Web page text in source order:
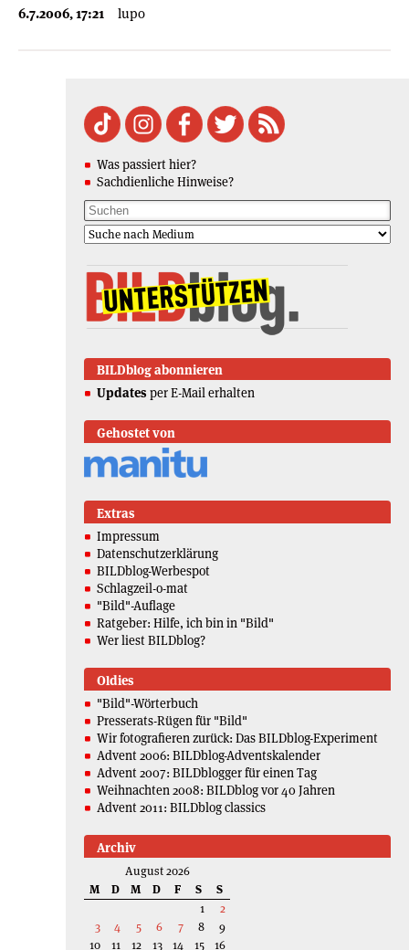
6.7.2006, 17:21 lupo
Was passiert hier?
Sachdienliche Hinweise?
BILDblog abonnieren
Updates per E-Mail erhalten
Gehostet von
Extras
Impressum
Datenschutzerklärung
BILDblog-Werbespot
Schlagzeil-o-mat
"Bild"-Auflage
Ratgeber: Hilfe, ich bin in "Bild"
Wer liest BILDblog?
Oldies
"Bild"-Wörterbuch
Presserats-Rügen für "Bild"
Wir fotografieren zurück: Das BILDblog-Experiment
Advent 2006: BILDblog-Adventskalender
Advent 2007: BILDblogger für einen Tag
Weihnachten 2008: BILDblog vor 40 Jahren
Advent 2011: BILDblog classics
Archiv
August 2026
M
D M D F S
S
1
2
3
4 5 6 7 8
9
10
11 12 13 14 15 16